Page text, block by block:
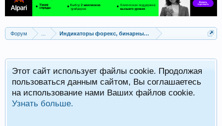
Форум Индикаторы форекс, бинарных опционов, ММВБ
Этот сайт использует файлы cookie. Продолжая
пользоваться данным сайтом, Вы соглашаетесь
на использование нами Ваших файлов cookie.
Узнать больше.